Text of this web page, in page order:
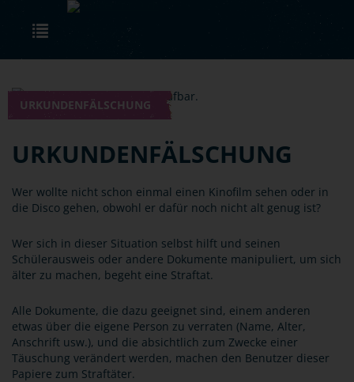
Skip to main content
URKUNDENFÄLSCHUNG
URKUNDENFÄLSCHUNG
Wer wollte nicht schon einmal einen Kinofilm sehen oder in
die Disco gehen, obwohl er dafür noch nicht alt genug ist?
Wer sich in dieser Situation selbst hilft und seinen
Schülerausweis oder andere Dokumente manipuliert, um sich
älter zu machen, begeht eine Straftat.
Alle Dokumente, die dazu geeignet sind, einem anderen
etwas über die eigene Person zu verraten (Name, Alter,
Anschrift usw.), und die absichtlich zum Zwecke einer
Täuschung verändert werden, machen den Benutzer dieser
Papiere zum Straftäter.